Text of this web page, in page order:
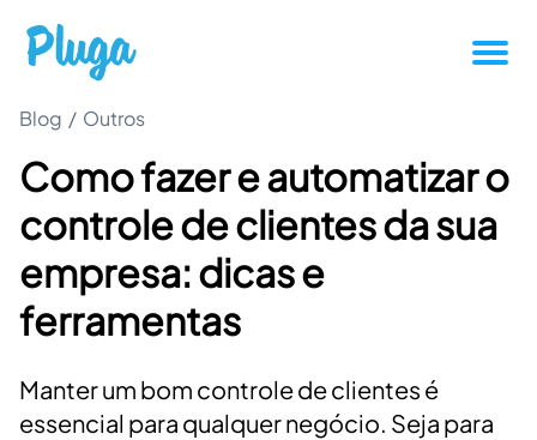
Produtividade
Novidades da Pluga
Casos de sucesso
Outros
Blog / Outros
Como fazer e automatizar o
controle de clientes da sua
empresa: dicas e
ferramentas
Manter um bom controle de clientes é
essencial para qualquer negócio. Seja para